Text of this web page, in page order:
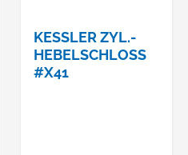
KESSLER ZYL.-
HEBELSCHLOSS
#X41